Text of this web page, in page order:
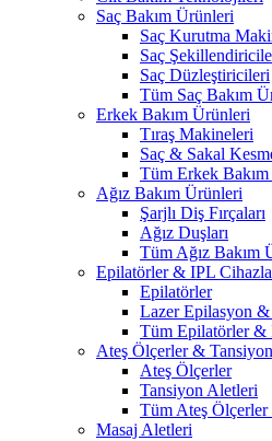
Saç Bakım Ürünleri
Saç Kurutma
Saç
Saç Düzleştiricileri
Tüm Saç Bakım
Erkek Bakım Ürünleri
Tıraş Makineleri
Saç & Sakal
Tüm Erkek
Ağız Bakım Ürünleri
Şarjlı Diş Fırçaları
Ağız Duşları
Tüm Ağız Bakım
Epilatörler & IPL
Epilatörler
Lazer Epilasyon &
Tüm Epilatörler &
Ateş Ölçerler &
Ateş Ölçerler
Tansiyon Aletleri
Tüm Ateş
Masaj Aletleri